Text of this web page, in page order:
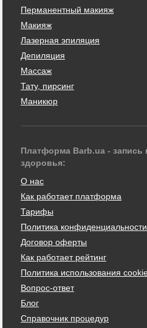
Перманентный макияж
Макияж
Лазерная эпиляция
Депиляция
Массаж
Тату, пирсинг
Маникюр
Платформа Barb.ua - запись
здоровья:
О нас
Как работает платформа
Тарифы
Политика конфиденциальности
Договор оферты
Как работает рейтинг
Политика использования
Вопрос-ответ
Блог
Справочник процедур